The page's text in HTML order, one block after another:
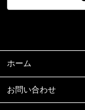
ホーム
お問い合わせ